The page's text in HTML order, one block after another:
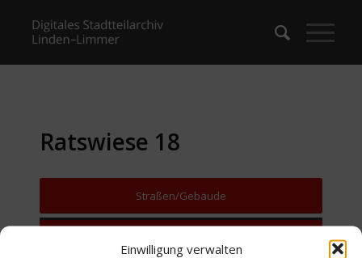
Einwilligung verwalten
Ratswiese 18
Straßen/Gebäude